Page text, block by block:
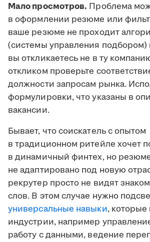
Мало просмотров. Проблема
в оформлении резюме или
ваше резюме не проходит
(системы управления подбором)
вы откликаетесь не в ту
откликом проверьте
должности запросам рынка.
формулировки, что указаны в
вакансии.
Бывает, что соискатель с опытом
в традиционном ритейле хочет
в динамичный финтех, но
не адаптировано под новую
рекрутер просто не видят
слов. В этом случае нужно
универсальные навыки,
индустрии, например
работу с данными, ведение